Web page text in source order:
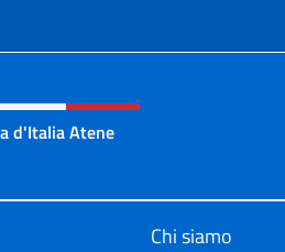
social e menù
d'Italia Atene
Chi siamo